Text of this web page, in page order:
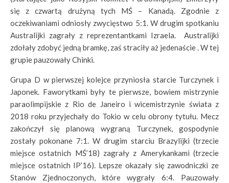
się z czwartą drużyną tych MŚ – Kanadą. Zgodnie z
oczekiwaniami odniosły zwycięstwo 5:1. W drugim spotkaniu
Australijki zagrały z reprezentantkami Izraela. Australijki
zdołały zdobyć jedną bramkę, zaś straciły aż jedenaście . W tej
grupie pauzowały Chinki.
Grupa D w pierwszej kolejce przyniosła starcie Turczynek i
Japonek. Faworytkami były te pierwsze, bowiem mistrzynie
paraolimpijskie z Rio de Janeiro i wicemistrzynie świata z
2018 roku przyjechały do Tokio w celu obrony tytułu. Mecz
zakończył się planową wygraną Turczynek, gospodynie
zostały pokonane 7:1. W drugim starciu Brazylijki (trzecie
miejsce ostatnich MŚ’18) zagrały z Amerykankami (trzecie
miejsce ostatnich IP’16). Lepsze okazały się zawodniczki ze
Stanów Zjednoczonych, które wygrały 6:4. Pauzowały